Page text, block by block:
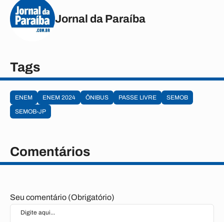
Jornal da Paraíba
Tags
ENEM ENEM 2024 ÔNIBUS PASSE LIVRE
SEMOB
SEMOB-JP
Comentários
Seu comentário (Obrigatório)